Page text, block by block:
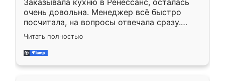
Заказывала кухню в Ренессанс, осталась
очень довольна. Менеджер всё быстро
посчитала, на вопросы отвечала сразу.
Замерщик приехал в субботу, подошёл к
делу со всей ответственностью. Собрали
за день, ребята работали аккуратно, даже
Читать полностью